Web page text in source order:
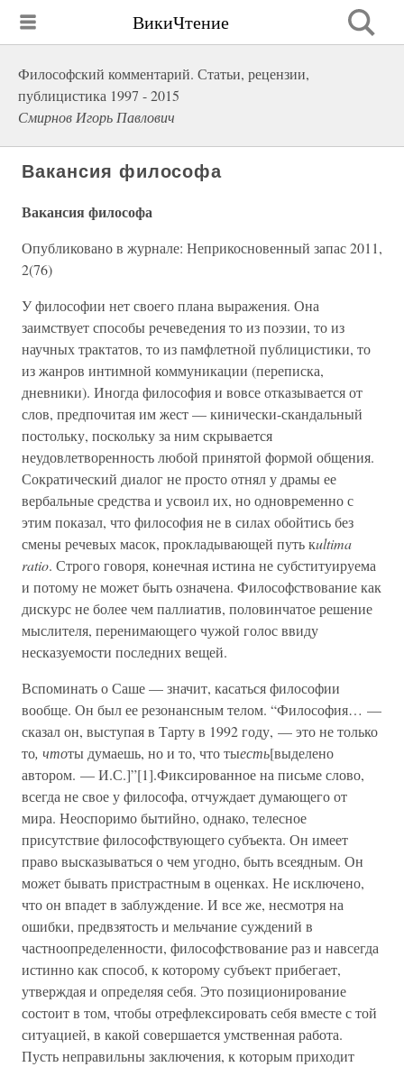
ВикиЧтение
Философский комментарий. Статьи, рецензии,
публицистика 1997 - 2015
Смирнов Игорь Павлович
Вакансия философа
Вакансия философа
Опубликовано в журнале: Неприкосновенный запас 2011,
2(76)
У философии нет своего плана выражения. Она
заимствует способы речеведения то из поэзии, то из
научных трактатов, то из памфлетной публицистики, то
из жанров интимной коммуникации (переписка,
дневники). Иногда философия и вовсе отказывается от
слов, предпочитая им жест — кинически-скандальный
постольку, поскольку за ним скрывается
неудовлетворенность любой принятой формой общения.
Сократический диалог не просто отнял у драмы ее
вербальные средства и усвоил их, но одновременно с
этим показал, что философия не в силах обойтись без
смены речевых масок, прокладывающей путь кultima
ratio. Строго говоря, конечная истина не субституируема
и потому не может быть означена. Философствование как
дискурс не более чем паллиатив, половинчатое решение
мыслителя, перенимающего чужой голос ввиду
несказуемости последних вещей.
Вспоминать о Саше — значит, касаться философии
вообще. Он был ее резонансным телом. “Философия… —
сказал он, выступая в Тарту в 1992 году, — это не только
то, чтоты думаешь, но и то, что тыесть[выделено
автором. — И.С.]”[1].Фиксированное на письме слово,
всегда не свое у философа, отчуждает думающего от
мира. Неоспоримо бытийно, однако, телесное
присутствие философствующего субъекта. Он имеет
право высказываться о чем угодно, быть всеядным. Он
может бывать пристрастным в оценках. Не исключено,
что он впадет в заблуждение. И все же, несмотря на
ошибки, предвзятость и мельчание суждений в
частноопределенности, философствование раз и навсегда
истинно как способ, к которому субъект прибегает,
утверждая и определяя себя. Это позиционирование
состоит в том, чтобы отрефлексировать себя вместе с той
ситуацией, в какой совершается умственная работа.
Пусть неправильны заключения, к которым приходит